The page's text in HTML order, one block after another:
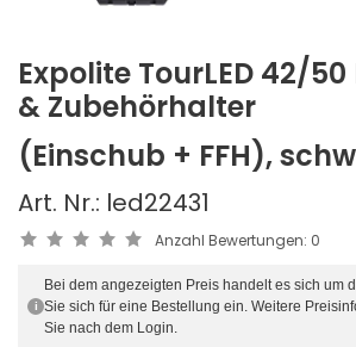
Expolite TourLED 42/
& Zubehörhalter
(Einschub + FFH),
Art. Nr.: led22431
Anzahl Bewertungen: 0
i
Bei dem angezeigten Preis handelt es sich um
Sie sich für eine Bestellung ein. Weitere
Sie nach dem Login.